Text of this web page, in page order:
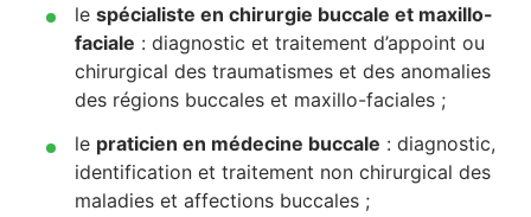
le spécialiste en chirurgie buccale et maxillo-
faciale : diagnostic et traitement d’appoint ou
chirurgical des traumatismes et des anomalies
des régions buccales et maxillo-faciales ;
le praticien en médecine buccale : diagnostic,
identification et traitement non chirurgical des
maladies et affections buccales ;